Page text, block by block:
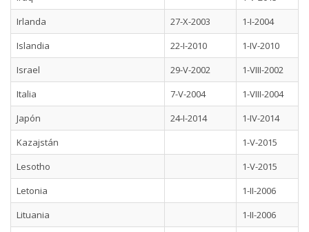
Irlanda
27-X-2003
1-I-2004
Islandia
22-I-2010
1-IV-2010
Israel
29-V-2002
1-VIII-2002
Italia
7-V-2004
1-VIII-2004
Japón
24-I-2014
1-IV-2014
Kazajstán
1-V-2015
Lesotho
1-V-2015
Letonia
1-II-2006
Lituania
1-II-2006